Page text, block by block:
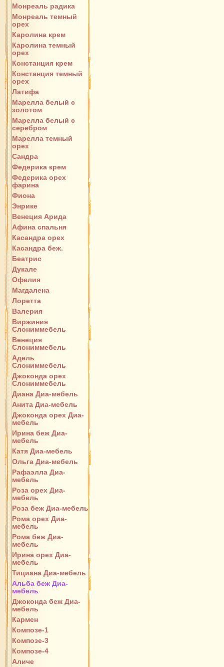
Монреаль радика
Монреаль темный
орех
Каролина крем
Каролина темный
орех
Констанция крем
Констанция темный
орех
Латифа
Марелла белый с
золотом
Марелла белый с
серебром
Марелла темный
орех
Сандра
Федерика крем
Федерика орех
фарина
Фиона
Энрике
Венеция Арида
Афина спальня
Касандра орех
Касандра беж.
Беатрис
Дукале
Офелия
Магдалена
Лоретта
Валерия
Виржиния
Слониммебель
Венеция
Слониммебель
Адель
Слониммебель
Джоконда орех
Слониммебель
Диана Диа-мебель
Анита Диа-мебель
Джоконда орех Диа-
мебель
Ирина беж Диа-
мебель
Катя Диа-мебель
Ольга Диа-мебель
Рафаэлла Диа-
мебель
Роза орех Диа-
мебель
Роза беж Диа-мебель
Рома орех Диа-
мебель
Рома беж Диа-
мебель
Ирина орех Диа-
мебель
Тициана Диа-мебель
Альба беж Диа-
мебель
Джоконда беж Диа-
мебель
Кармен
Композе-1
Композе-3
Композе-4
Аличе